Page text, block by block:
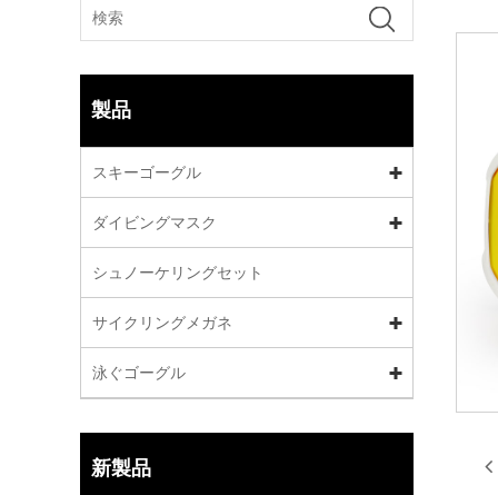
製品
スキーゴーグル
ダイビングマスク
シュノーケリングセット
サイクリングメガネ
泳ぐゴーグル
新製品